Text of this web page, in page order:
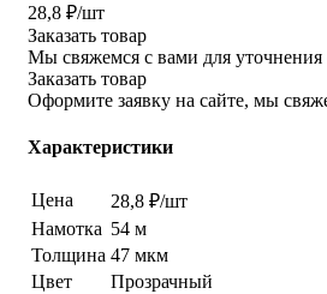
28,8 ₽/шт
Заказать товар
Мы свяжемся с вами для уточнения
Заказать товар
Оформите заявку на сайте, мы
Характеристики
Цена
28,8 ₽/шт
Намотка 54 м
Толщина 47 мкм
Цвет
Прозрачный